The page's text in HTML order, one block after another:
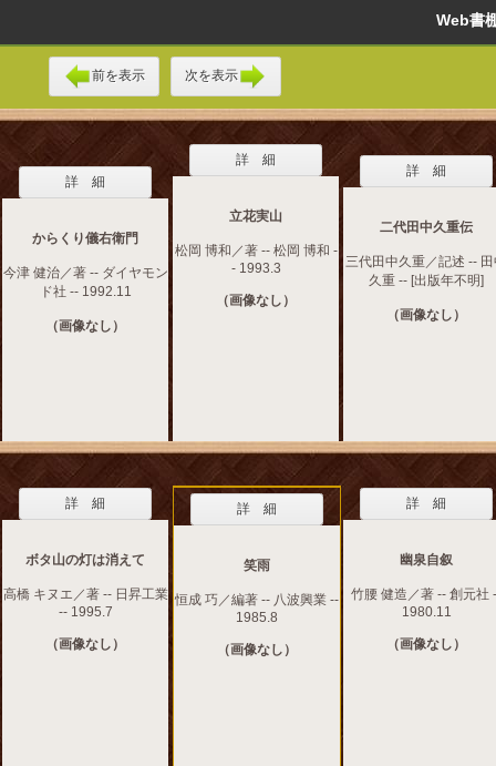
Web
前を表示 次を表示
詳 細
からくり儀右衛門
今津 健治／著 -- ダイヤモン
ド社 -- 1992.11
（画像なし）
詳 細
立花実山
松岡 博和／著 -- 松岡 博和 -
- 1993.3
（画像なし）
詳 細
二代田中久重伝
三代田中久重／記述 --
久重 -- [出版年不明]
（画像なし）
詳 細
ボタ山の灯は消えて
高橋 キヌエ／著 -- 日昇工業
-- 1995.7
（画像なし）
詳 細
笑雨
恒成 巧／編著 -- 八波興業 --
1985.8
（画像なし）
詳 細
幽泉自叙
竹腰 健造／著 -- 創元社
1980.11
（画像なし）